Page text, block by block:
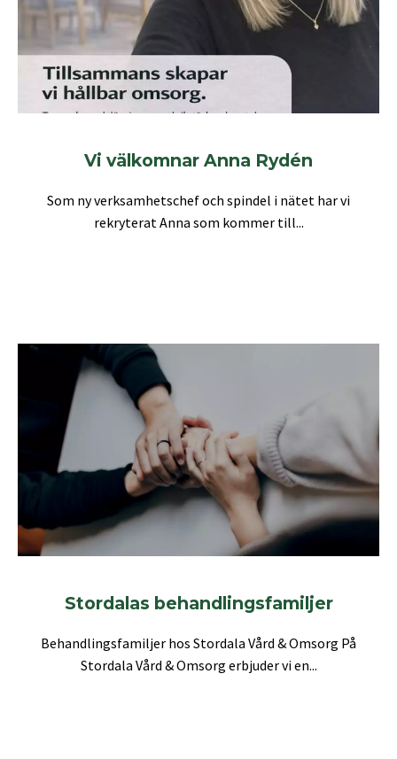
Vi välkomnar Anna Rydén
Som ny verksamhetschef och spindel i nätet har vi
rekryterat Anna som kommer till...
Stordalas behandlingsfamiljer
Behandlingsfamiljer hos Stordala Vård & Omsorg På
Stordala Vård & Omsorg erbjuder vi en...